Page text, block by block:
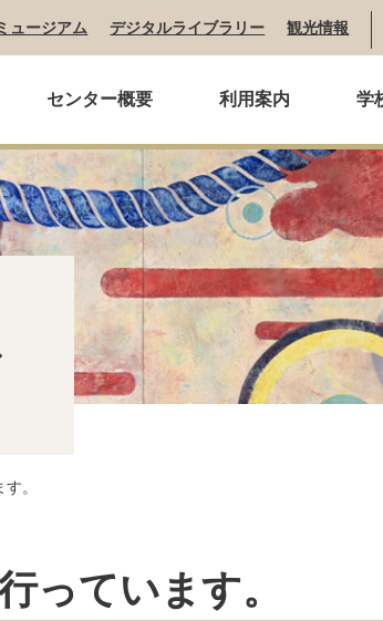
ュージアム デジタルライブラリー 観光情報
センター概要 利用案内 学
。
っています。